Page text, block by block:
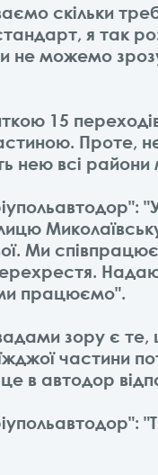
скільки
я так
не можемо
15
Проте,
нею всі райони
Ми
ми працюємо".
зору є
частини
в автодор